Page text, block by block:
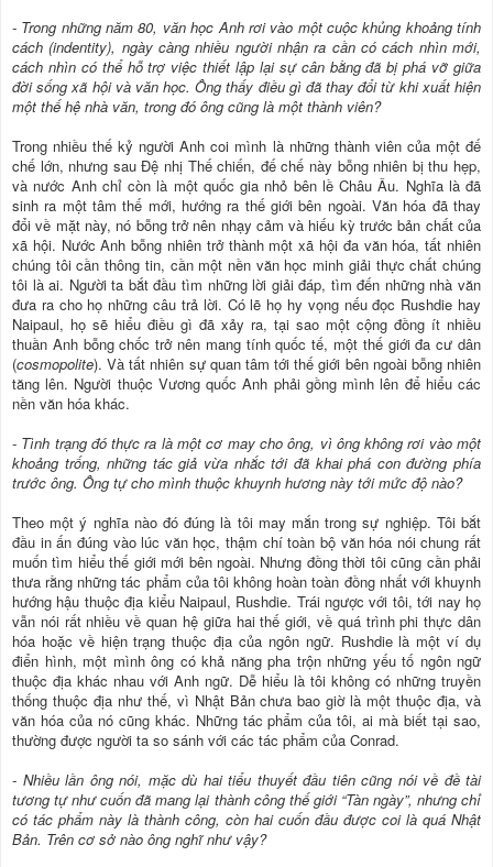
- Trong những năm 80, văn học Anh rơi vào một cuộc khủng khoảng tính
cách (indentity), ngày càng nhiều người nhận ra cần có cách nhìn mới,
cách nhìn có thể hỗ trợ việc thiết lập lại sự cân bằng đã bị phá vỡ giữa
đời sống xã hội và văn học. Ông thấy điều gì đã thay đổi từ khi xuất hiện
một thế hệ nhà văn, trong đó ông cũng là một thành viên?
Trong nhiều thế kỷ người Anh coi mình là những thành viên của một đế
chế lớn, nhưng sau Đệ nhị Thế chiến, đế chế này bỗng nhiên bị thu hẹp,
và nước Anh chỉ còn là một quốc gia nhỏ bên lề Châu Âu. Nghĩa là đã
sinh ra một tâm thế mới, hướng ra thế giới bên ngoài. Văn hóa đã thay
đổi về mặt này, nó bỗng trở nên nhạy cảm và hiếu kỳ trước bản chất của
xã hội. Nước Anh bỗng nhiên trở thành một xã hội đa văn hóa, tất nhiên
chúng tôi cần thông tin, cần một nền văn học minh giải thực chất chúng
tôi là ai. Người ta bắt đầu tìm những lời giải đáp, tìm đến những nhà văn
đưa ra cho họ những câu trả lời. Có lẽ họ hy vọng nếu đọc Rushdie hay
Naipaul, họ sẽ hiểu điều gì đã xảy ra, tại sao một cộng đồng ít nhiều
thuần Anh bỗng chốc trở nên mang tính quốc tế, một thế giới đa cư dân
(cosmopolite). Và tất nhiên sự quan tâm tới thế giới bên ngoài bỗng nhiên
tăng lên. Người thuộc Vương quốc Anh phải gồng mình lên để hiểu các
nền văn hóa khác.
- Tình trạng đó thực ra là một cơ may cho ông, vì ông không rơi vào một
khoảng trống, những tác giả vừa nhắc tới đã khai phá con đường phía
trước ông. Ông tự cho mình thuộc khuynh hương này tới mức độ nào?
Theo một ý nghĩa nào đó đúng là tôi may mắn trong sự nghiệp. Tôi bắt
đầu in ấn đúng vào lúc văn học, thậm chí toàn bộ văn hóa nói chung rất
muốn tìm hiểu thế giới mới bên ngoài. Nhưng đồng thời tôi cũng cần phải
thưa rằng những tác phẩm của tôi không hoàn toàn đồng nhất với khuynh
hướng hậu thuộc địa kiểu Naipaul, Rushdie. Trái ngược với tôi, tới nay họ
vẫn nói rất nhiều về quan hệ giữa hai thế giới, về quá trình phi thực dân
hóa hoặc về hiện trạng thuộc địa của ngôn ngữ. Rushdie là một ví dụ
điển hình, một mình ông có khả năng pha trộn những yếu tố ngôn ngữ
thuộc địa khác nhau với Anh ngữ. Dễ hiểu là tôi không có những truyền
thống thuộc địa như thế, vì Nhật Bản chưa bao giờ là một thuộc địa, và
văn hóa của nó cũng khác. Những tác phẩm của tôi, ai mà biết tại sao,
thường được người ta so sánh với các tác phẩm của Conrad.
- Nhiều lần ông nói, mặc dù hai tiểu thuyết đầu tiên cũng nói về đề tài
tương tự như cuốn đã mang lại thành công thế giới “Tàn ngày”, nhưng chỉ
có tác phẩm này là thành công, còn hai cuốn đầu được coi là quá Nhật
Bản. Trên cơ sở nào ông nghĩ như vậy?